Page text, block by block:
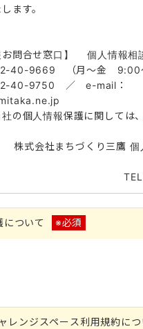
ます。
お問合せ窓口】 個人情報相
40-9669 （月～金 9:00
40-9750 ／ e-mail：
の個人情報保護に関しては、
株式会社まちづくり三鷹
について ※必須
レンジスペース利用規約につ